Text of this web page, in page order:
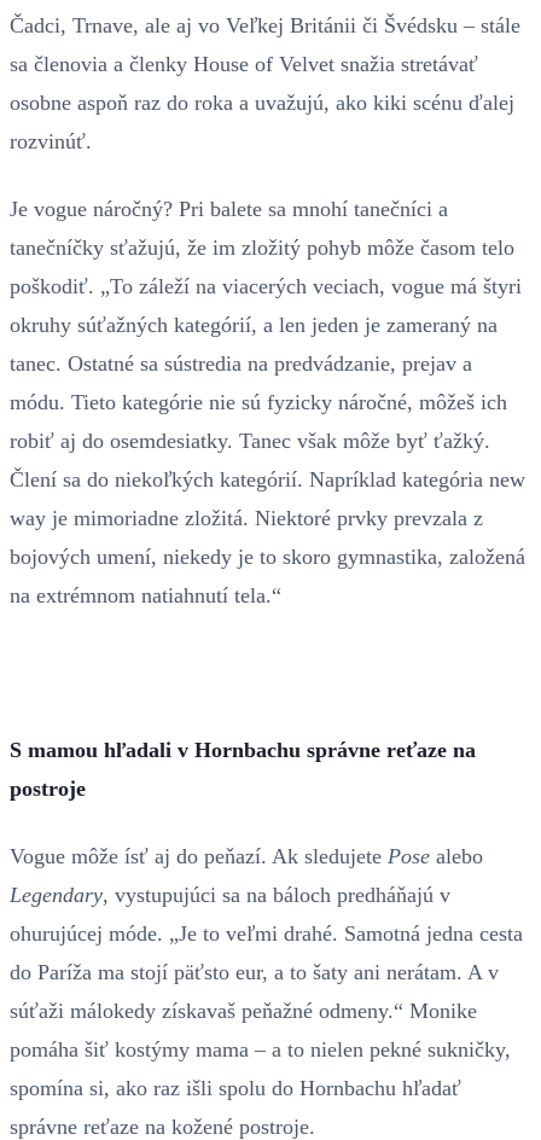
Čadci, Trnave, ale aj vo Veľkej Británii či Švédsku – stále
sa členovia a členky House of Velvet snažia stretávať
osobne aspoň raz do roka a uvažujú, ako kiki scénu ďalej
rozvinúť.
Je vogue náročný? Pri balete sa mnohí tanečníci a
tanečníčky sťažujú, že im zložitý pohyb môže časom telo
poškodiť. „To záleží na viacerých veciach, vogue má štyri
okruhy súťažných kategórií, a len jeden je zameraný na
tanec. Ostatné sa sústredia na predvádzanie, prejav a
módu. Tieto kategórie nie sú fyzicky náročné, môžeš ich
robiť aj do osemdesiatky. Tanec však môže byť ťažký.
Člení sa do niekoľkých kategórií. Napríklad kategória new
way je mimoriadne zložitá. Niektoré prvky prevzala z
bojových umení, niekedy je to skoro gymnastika, založená
na extrémnom natiahnutí tela.“
S mamou hľadali v Hornbachu správne reťaze na
postroje
Vogue môže ísť aj do peňazí. Ak sledujete Pose alebo
Legendary, vystupujúci sa na báloch predháňajú v
ohurujúcej móde. „Je to veľmi drahé. Samotná jedna cesta
do Paríža ma stojí päťsto eur, a to šaty ani nerátam. A v
súťaži málokedy získavaš peňažné odmeny.“ Monike
pomáha šiť kostýmy mama – a to nielen pekné sukničky,
spomína si, ako raz išli spolu do Hornbachu hľadať
správne reťaze na kožené postroje.